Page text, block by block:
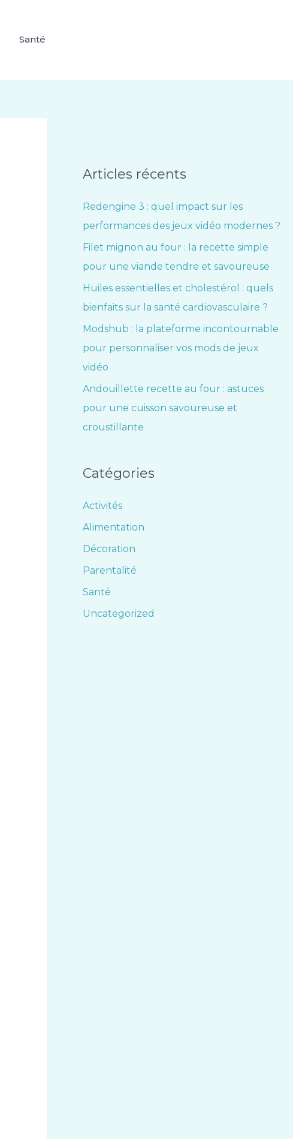
Santé
Articles récents
Redengine 3 : quel impact sur les
performances des jeux vidéo modernes ?
Filet mignon au four : la recette simple
pour une viande tendre et savoureuse
Huiles essentielles et cholestérol : quels
bienfaits sur la santé cardiovasculaire ?
Modshub : la plateforme incontournable
pour personnaliser vos mods de jeux
vidéo
Andouillette recette au four : astuces
pour une cuisson savoureuse et
croustillante
Catégories
Activités
Alimentation
Décoration
Parentalité
Santé
Uncategorized